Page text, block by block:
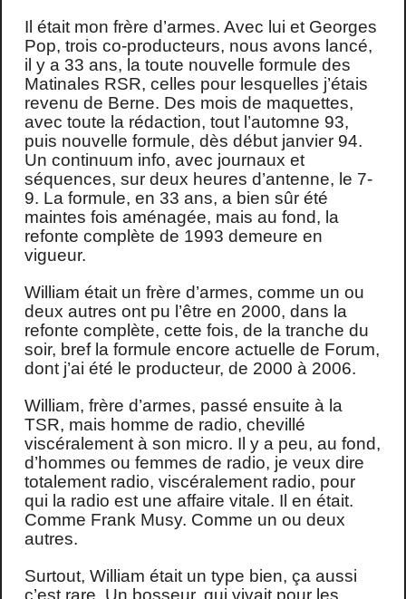
Il était mon frère d’armes. Avec lui et Georges
Pop, trois co-producteurs, nous avons lancé,
il y a 33 ans, la toute nouvelle formule des
Matinales RSR, celles pour lesquelles j’étais
revenu de Berne. Des mois de maquettes,
avec toute la rédaction, tout l’automne 93,
puis nouvelle formule, dès début janvier 94.
Un continuum info, avec journaux et
séquences, sur deux heures d’antenne, le 7-
9. La formule, en 33 ans, a bien sûr été
maintes fois aménagée, mais au fond, la
refonte complète de 1993 demeure en
vigueur.
William était un frère d’armes, comme un ou
deux autres ont pu l’être en 2000, dans la
refonte complète, cette fois, de la tranche du
soir, bref la formule encore actuelle de Forum,
dont j’ai été le producteur, de 2000 à 2006.
William, frère d’armes, passé ensuite à la
TSR, mais homme de radio, chevillé
viscéralement à son micro. Il y a peu, au fond,
d’hommes ou femmes de radio, je veux dire
totalement radio, viscéralement radio, pour
qui la radio est une affaire vitale. Il en était.
Comme Frank Musy. Comme un ou deux
autres.
Surtout, William était un type bien, ça aussi